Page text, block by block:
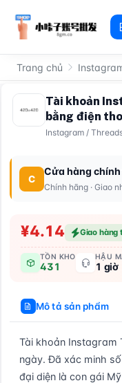
Trang chủ
Tài khoản
bằng điện
Instagram /
C
Cửa hàng
Chính hãng · Giao
¥4.14 Giao hàng
TỒN KHO
431
HẬU
1 giờ
Mô tả sản phẩm
Tài khoản Instagram
ngày. Đã xác minh
đại diện là con gái